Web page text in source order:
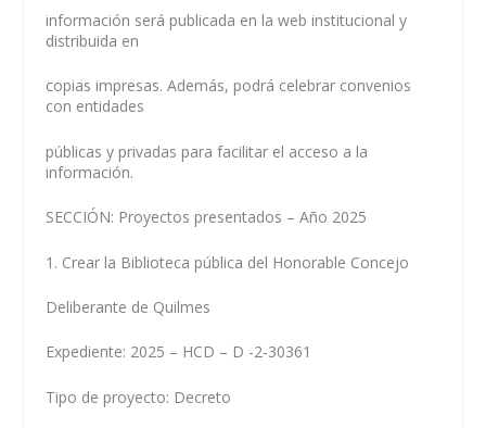
información será publicada en la web institucional y
distribuida en
copias impresas. Además, podrá celebrar convenios
con entidades
públicas y privadas para facilitar el acceso a la
información.
SECCIÓN: Proyectos presentados – Año 2025
1. Crear la Biblioteca pública del Honorable Concejo
Deliberante de Quilmes
Expediente: 2025 – HCD – D -2-30361
Tipo de proyecto: Decreto